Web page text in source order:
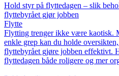
Hold styr på flyttedagen – slik
flyttebyrået gjør jobben
Flytte
Flytting trenger ikke være kaotisk.
enkle grep kan du holde oversikten,
flyttebyrået gjøre jobben effektivt.
flyttedagen både roligere og mer